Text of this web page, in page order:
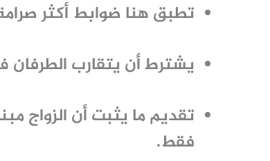
تطبق هنا ضوابط أكثر
يشترط أن يتقارب الطرفان في
تقديم ما يثبت أن
فقط.